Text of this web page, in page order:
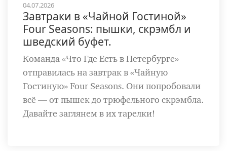
04.07.2026
Завтраки в «Чайной Гостиной»
Four Seasons: пышки, скрэмбл и
шведский буфет.
Команда «Что Где Есть в Петербурге»
отправилась на завтрак в «Чайную
Гостиную» Four Seasons. Они попробовали
всё — от пышек до трюфельного скрэмбла.
Давайте заглянем в их тарелки!